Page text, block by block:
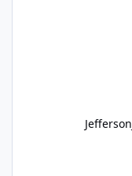
Jefferson